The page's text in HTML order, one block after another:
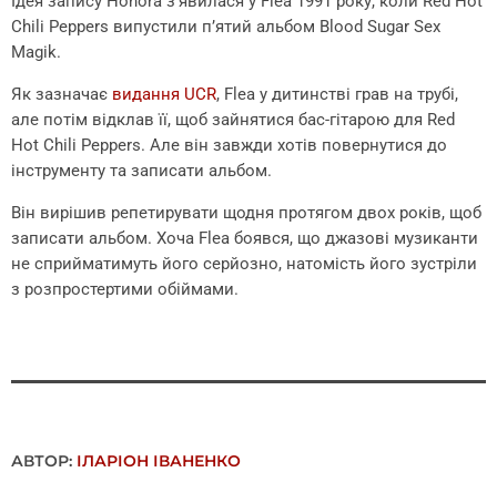
Chili Peppers випустили пʼятий альбом Blood Sugar Sex
Magik.
Як зазначає видання UCR, Flea у дитинстві грав на трубі,
але потім відклав її, щоб зайнятися бас-гітарою для Red
Hot Chili Peppers. Але він завжди хотів повернутися до
інструменту та записати альбом.
Він вирішив репетирувати щодня протягом двох років, щоб
записати альбом. Хоча Flea боявся, що джазові музиканти
не сприйматимуть його серйозно, натомість його зустріли
з розпростертими обіймами.
АВТОР: ІЛАРІОН ІВАНЕНКО